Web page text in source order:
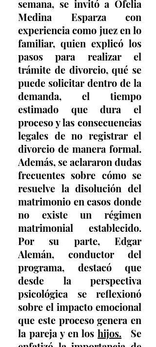
semana, se invitó a Ofelia
Medina Esparza con
experiencia como juez en lo
familiar, quien explicó los
pasos para realizar el
trámite de divorcio, qué se
puede solicitar dentro de la
demanda, el tiempo
estimado que dura el
proceso y las consecuencias
legales de no registrar el
divorcio de manera formal.
Además, se aclararon dudas
frecuentes sobre cómo se
resuelve la disolución del
matrimonio en casos donde
no existe un régimen
matrimonial establecido.
Por su parte, Edgar
Alemán, conductor del
programa, destacó que
desde la perspectiva
psicológica se reflexionó
sobre el impacto emocional
que este proceso genera en
la pareja y en los hijos.
Se